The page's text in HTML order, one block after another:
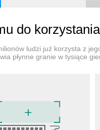
grze. Aby osiągnąć
do
ludzi już korzysta z
płynne granie w tysiące